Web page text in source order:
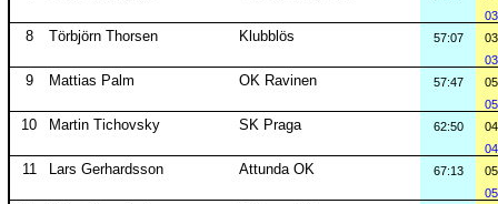
8 Törbjörn Thorsen Klubblös 57:07
9 Mattias Palm OK Ravinen 57:47
10 Martin Tichovsky SK Praga 62:50
11 Lars Gerhardsson Attunda OK 67:13